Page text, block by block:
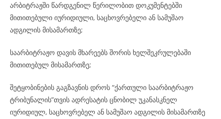
არბიტრაჟში წარდგენილ წერილობით დოკუმენტებში
მითითებული იურიდიული, საცხოვრებელი ან სამუშაო
ადგილის მისამართზე;
საარბიტრაჟო დავის მხარეებს შორის ხელშეკრულებაში
მითითებულ მისამართზე;
შეტყობინების გაგზავნის დროს “ქართული საარბიტრაჟო
ტრიბუნალის”თვის ადრესატის ცნობილ უკანასკნელ
იურიდიულ, საცხოვრებელ ან სამუშაო ადგილის მისამართზე